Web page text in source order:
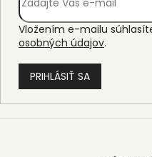
Vložením e-mailu
osobných údajov.
PRIHLÁSIŤ SA
Z